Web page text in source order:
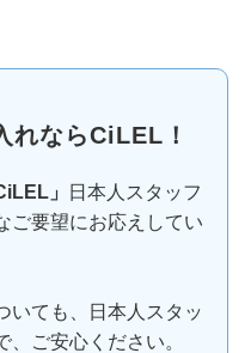
れならCiLEL！
」
日本人スタッフ
ご要望にお応えしてい
いても、日本人スタッ
ご安心ください。